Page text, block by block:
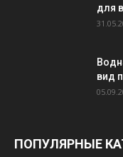
для
вид
ПОПУЛЯРНЫЕ